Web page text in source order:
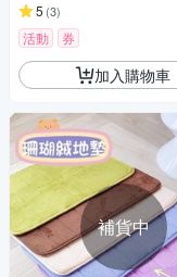
5 (3)
活動 券
加入購物車
補貨中